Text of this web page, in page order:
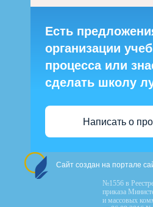
Есть
организации
процесса или
сделать школу
Написать о
Сайт создан на портале
№1556 в
приказа
и массовых